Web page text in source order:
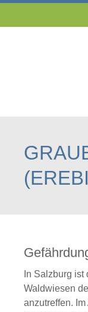
In Salzburg
Waldwiesen
anzutreffen.